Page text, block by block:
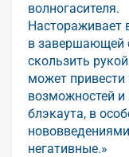
волногасителя.
Настораживает
в завершающей
скользить
может
возможностей и
блэкаута, в
негативные.»